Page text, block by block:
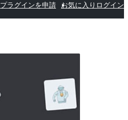
プラグインを申請 お気に入り ログイン